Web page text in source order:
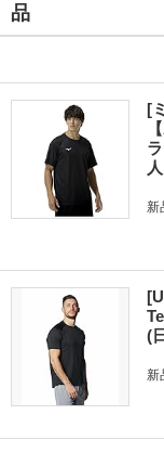
品
[
人
新
(
新